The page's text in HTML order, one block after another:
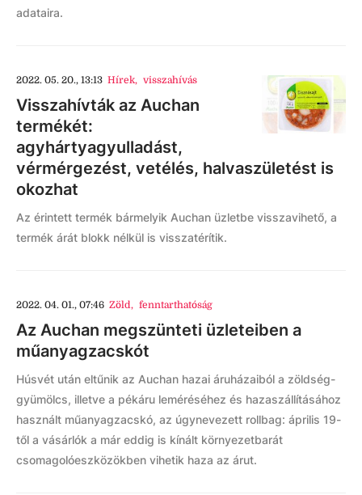
adataira.
2022. 05. 20., 13:13 Hírek, visszahívás
Visszahívták az Auchan
termékét:
agyhártyagyulladást,
vérmérgezést, vetélés, halvaszületést is
okozhat
Az érintett termék bármelyik Auchan üzletbe visszavihető, a
termék árát blokk nélkül is visszatérítik.
2022. 04. 01., 07:46 Zöld, fenntarthatóság
Az Auchan megszünteti üzleteiben a
műanyagzacskót
Húsvét után eltűnik az Auchan hazai áruházaiból a zöldség-
gyümölcs, illetve a pékáru leméréséhez és hazaszállításához
használt műanyagzacskó, az úgynevezett rollbag: április 19-
től a vásárlók a már eddig is kínált környezetbarát
csomagolóeszközökben vihetik haza az árut.